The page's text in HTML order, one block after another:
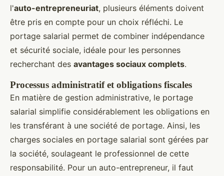
l'auto-entrepreneuriat, plusieurs éléments doivent
être pris en compte pour un choix réfléchi. Le
portage salarial permet de combiner indépendance
et sécurité sociale, idéale pour les personnes
recherchant des avantages sociaux complets.
Processus administratif et obligations fiscales
En matière de gestion administrative, le portage
salarial simplifie considérablement les obligations en
les transférant à une société de portage. Ainsi, les
charges sociales en portage salarial sont gérées par
la société, soulageant le professionnel de cette
responsabilité. Pour un auto-entrepreneur, il faut